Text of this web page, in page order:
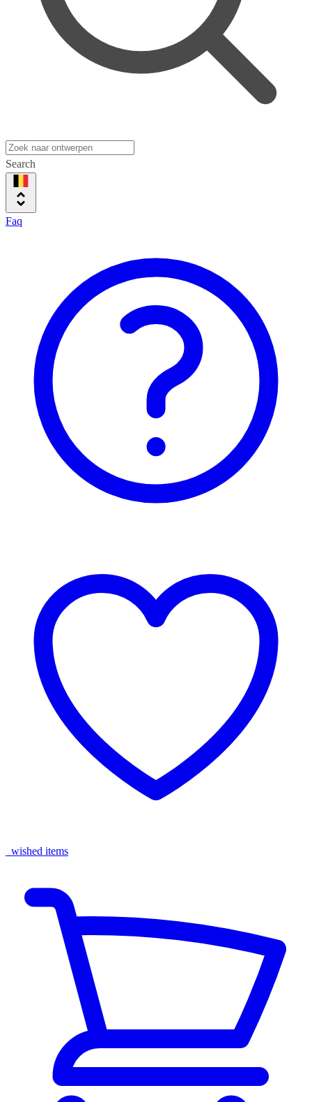
Search
Faq
wished items